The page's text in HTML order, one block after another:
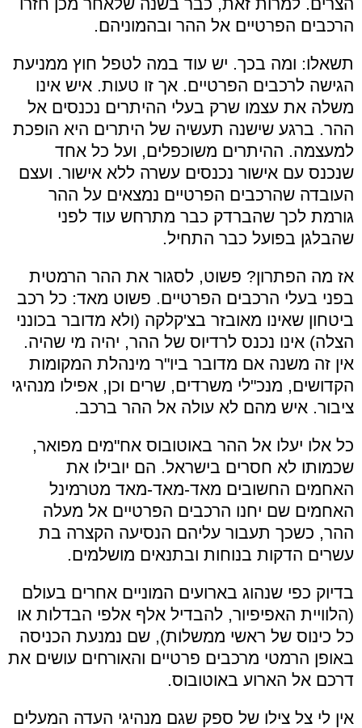
הרכבים הפרטיים אל ההר ובהמוניהם.
תשאלו: ומה בכך. יש עוד במה לטפל חוץ ממניעת
הגישה לרכבים הפרטיים. אך זו טעות. איש אינו
משלה את עצמו שרק בעלי ההיתרים נכנסים אל
ההר. ברגע שישנה תעשיה של היתרים היא הופכת
למעצמה. ההיתרים משוכפלים, ועל כל אחד
שנכנס עם אישור נכנסים עשרה ללא אישור. ועצם
העובדה שהרכבים הפרטיים נמצאים על ההר
גורמת לכך שהברדק כבר מתרחש עוד לפני
שהבלגן בפועל כבר התחיל.
אז מה הפתרון? פשוט, לסגור את ההר הרמטית
בפני בעלי הרכבים הפרטיים. פשוט מאד: כל רכב
ביטחון שאינו מאובזר בצ'קלקה (ולא מדובר בכונני
הצלה) אינו נכנס לרדיוס של ההר, יהיה מי שהיה.
אין זה משנה אם מדובר ביו"ר מינהלת המקומות
הקדושים, מנכ"לי משרדים, שרים וכן, אפילו מנהיגי
ציבור. איש מהם לא עולה אל ההר ברכב.
כל אלו יעלו אל ההר באוטובוס אח"מים מפואר,
שכמותו לא חסרים בישראל. הם יובילו את
האחמים החשובים מאד-מאד-מאד מטרמינל
האחמים שם יחנו הרכבים הפרטיים אל מעלה
ההר, כשכך תעבור עליהם הנסיעה הקצרה בת
עשרים הדקות בנוחות ובתנאים מושלמים.
בדיוק כפי שנהוג בארועים המוניים אחרים בעולם
(הלוויית האפיפיור, להבדיל אלף אלפי הבדלות או
כל כינוס של ראשי ממשלות), שם נמנעת הכניסה
באופן הרמטי מרכבים פרטיים והאורחים עושים את
דרכם אל הארוע באוטובוס.
אין לי צל צילו של ספק שגם מנהיגי העדה המעלים